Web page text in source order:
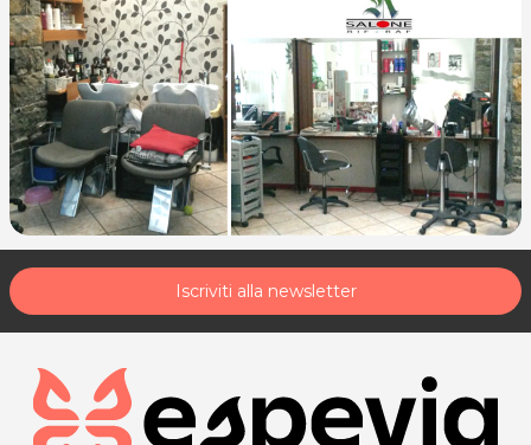
Iscriviti alla newsletter